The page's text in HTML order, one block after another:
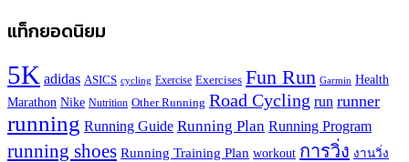
แท็กยอดนิยม
5K adidas ASICS cycling Exercise Exercises Fun Run Garmin Health
Marathon Nike Nutrition Other Running Road Cycling run runner
running Running Guide Running Plan Running Program
running shoes Running Training Plan workout การวิ่ง งานวิ่ง